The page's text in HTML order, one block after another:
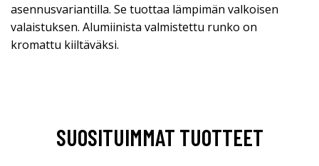
asennusvariantilla. Se tuottaa lämpimän valkoisen
valaistuksen. Alumiinista valmistettu runko on
kromattu kiiltäväksi.
SUOSITUIMMAT TUOTTEET